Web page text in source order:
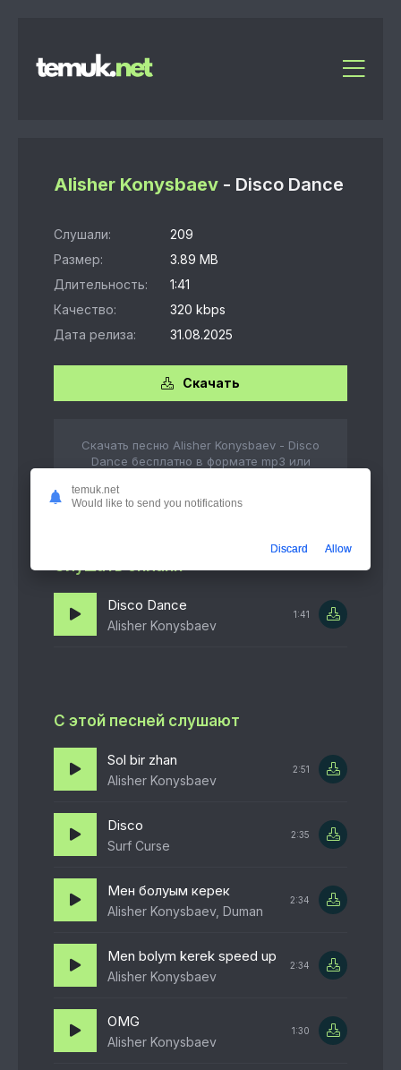
Alisher Konysbaev - Disco Dance
Слушали:
209
Размер:
3.89 MB
Длительность:
1:41
Качество:
320 kbps
Дата релиза:
31.08.2025
Скачать
Скачать песню Alisher Konysbaev - Disco
Dance бесплатно в формате mp3 или
Слушать онлайн
Disco Dance
Alisher Konysbaev
1:41
С этой песней слушают
Sol bir zhan
Alisher Konysbaev
2:51
Disco
Surf Curse
2:35
Мен болуым керек
Alisher Konysbaev, Duman
2:34
Men bolym kerek speed up
Alisher Konysbaev
2:34
OMG
Alisher Konysbaev
1:30
temuk.net
Would like to send you notifications
Discard Allow